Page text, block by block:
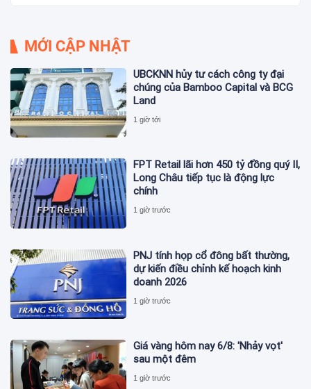
MỚI CẬP NHẬT
UBCKNN hủy tư cách công ty đại
chúng của Bamboo Capital và BCG
Land
1 giờ tới
FPT Retail lãi hơn 450 tỷ đồng quý II,
Long Châu tiếp tục là động lực
chính
1 giờ trước
PNJ tính họp cổ đông bất thường,
dự kiến điều chỉnh kế hoạch kinh
doanh 2026
1 giờ trước
Giá vàng hôm nay 6/8: 'Nhảy vọt'
sau một đêm
1 giờ trước